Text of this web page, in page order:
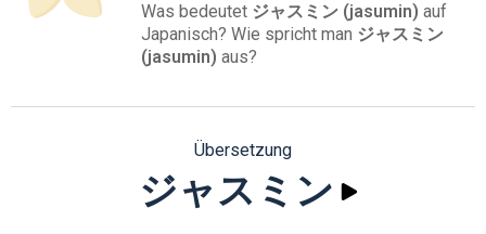
Was bedeutet ジャスミン (jasumin) auf
Japanisch? Wie spricht man ジャスミン
(jasumin) aus?
Übersetzung
ジャスミン